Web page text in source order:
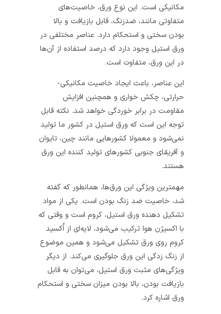
مکانیکی است. این نوع ورق، خاصیت‌های
متفاوتی مانند، ضدزنگ، قابل بازیافت و بالا
بودن سختی و استحکام دارد. عناصر مختلفی در
ورق استیل وجود دارد که درصد استفاده از آن‌ها
در این ورق، متفاوت است.
این عناصر، باعث ایجاد خاصیت مکانیکی-
حرارتی، چکش خواری و همچنین افزایش
مقاومت در برابر خوردگی خواهد شد. نکته قابل
توجه این است که ورق استیل در کشور ما تولید
نمی‌شود و معمولا کشورهایی مانند چین، تایوان
و آفریقای جنوبی کشورهای تولید کننده این ورق
مهمترین ویژگی این ورق‌ها، همانطور که گفته
شد، خاصیت ضد زنگ بودن است. یکی از مواد
تشکیل دهنده ورق استیل، کروم است و وقتی که
با اکسیژن هوا ترکیب می‌شود، لایه‌ای از اُکسید
کروم روی ورق تشکیل می‌شود و همین موضوع
از زنگ زدگی این ورق جلوگیری می‌کند. از دیگر
ویژگی‌های مثبت ورق استیل، می‌توان به قابل
بازیافت بودن، بالا بودن میزان سختی و استحکام
ورق اشاره کرد.